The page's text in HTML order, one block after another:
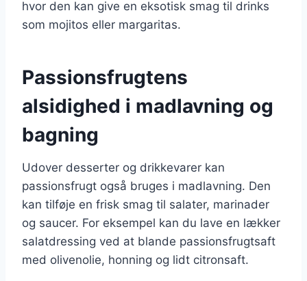
hvor den kan give en eksotisk smag til drinks
som mojitos eller margaritas.
Passionsfrugtens
alsidighed i madlavning og
bagning
Udover desserter og drikkevarer kan
passionsfrugt også bruges i madlavning. Den
kan tilføje en frisk smag til salater, marinader
og saucer. For eksempel kan du lave en lækker
salatdressing ved at blande passionsfrugtsaft
med olivenolie, honning og lidt citronsaft.